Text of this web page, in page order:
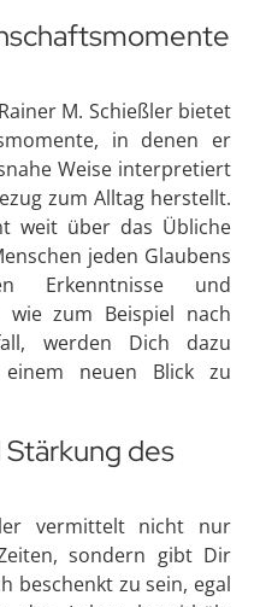
M. Schießler bietet
in denen er
Weise interpretiert
zum Alltag herstellt.
weit über das Übliche
jeden Glaubens
Erkenntnisse und
wie zum Beispiel nach
werden Dich dazu
neuen Blick zu
des
vermittelt nicht nur
sondern gibt Dir
beschenkt zu sein, egal